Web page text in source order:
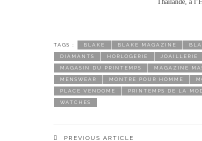
Thaïlande, à
TAGS : BLAKE BLAKE MAGAZINE
DIAMANTS HORLOGERIE JOAILLERIE
MAGASIN DU PRINTEMPS MAGAZINE
MENSWEAR MONTRE POUR HOMME
PLACE VENDOME PRINTEMPS DE LA
WATCHES
PREVIOUS ARTICLE